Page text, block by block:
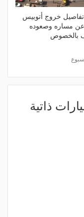
خروج أتوبيس
مساره وصعوده
بالخصوص
ذاتية